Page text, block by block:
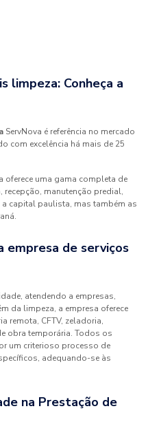
limpeza: Conheça a
ServNova é referência no mercado
com excelência há mais de 25
oferece uma gama completa de
manutenção predial,
capital paulista, mas também as
empresa de serviços
atendendo a empresas,
da limpeza, a empresa oferece
remota, CFTV, zeladoria,
obra temporária. Todos os
um criterioso processo de
adequando-se às
na Prestação de